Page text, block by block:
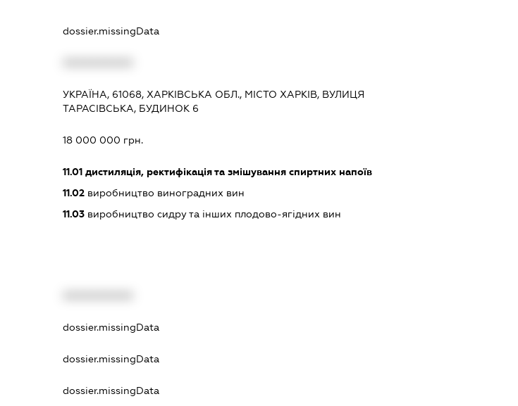
dossier.missingData
УКРАЇНА, 61068, ХАРКІВСЬКА ОБЛ., МІСТО ХАРКІВ, ВУЛИЦЯ
ТАРАСІВСЬКА, БУДИНОК 6
18 000 000 грн.
11.01 дистиляція, ректифікація та змішування спиртних напоїв
11.02 виробництво виноградних вин
11.03 виробництво сидру та інших плодово-ягідних вин
dossier.missingData
dossier.missingData
dossier.missingData